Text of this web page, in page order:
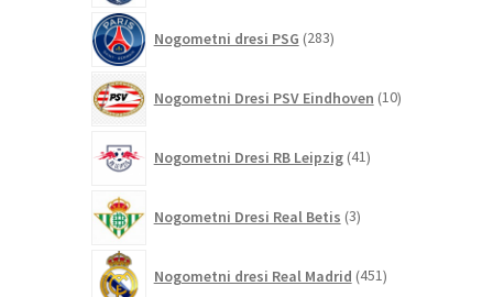
Nogometni dresi PSG 283izdelkov
Nogometni Dresi PSV Eindhoven 10izdelkov
Nogometni Dresi RB Leipzig 41izdelkov
Nogometni Dresi Real Betis 3izdelki
Nogometni dresi Real Madrid 451izdelkov